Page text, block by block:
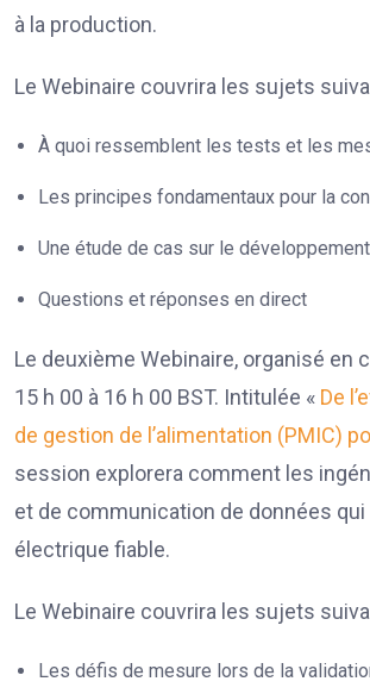
à la production.
Le Webinaire couvrira les sujets
À quoi ressemblent les tests et les
Les principes fondamentaux pour la
Une étude de cas sur le
Questions et réponses en direct
Le deuxième Webinaire, organisé en
15 h 00 à 16 h 00 BST. Intitulée « De
de gestion de l’alimentation (PMIC)
session explorera comment les
et de communication de données
électrique fiable.
Le Webinaire couvrira les sujets
Les défis de mesure lors de la